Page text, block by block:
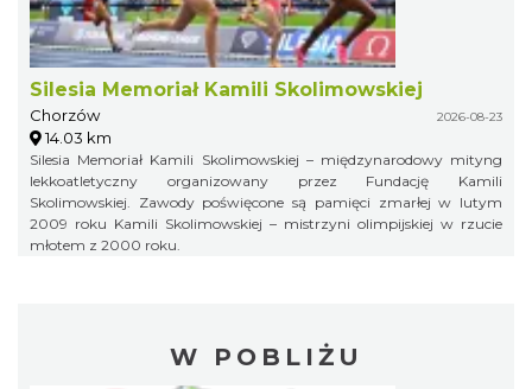
Silesia Memoriał Kamili Skolimowskiej
Chorzów 2026-08-23
14.03 km
Silesia Memoriał Kamili Skolimowskiej – międzynarodowy mityng
lekkoatletyczny organizowany przez Fundację Kamili
Skolimowskiej. Zawody poświęcone są pamięci zmarłej w lutym
2009 roku Kamili Skolimowskiej – mistrzyni olimpijskiej w rzucie
młotem z 2000 roku.
W POBLIŻU